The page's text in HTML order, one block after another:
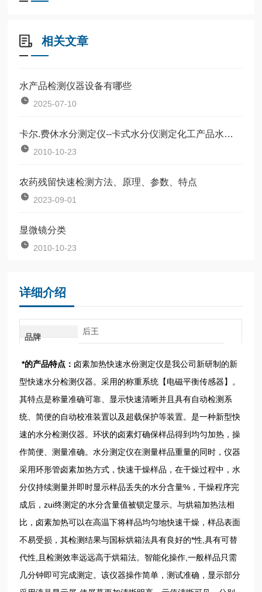
相关文章
水产品检测仪器设备有哪些
2025-07-10
卡尔.费休水分测定仪--卡式水分仪测定化工产品水分含量
2010-10-23
农药残留快速检测方法、原理、参数、特点
2023-09-01
显微镜分类
2010-10-23
详细介绍
品牌
后王
*的产品特点： 卤素加热快速水份测定仪是我公司新研制的新
型快速水分检测仪器。采用的称重系统【电磁平衡传感器】。
其特点是称量准确可靠、显示快速清晰并且具有自动检测系
统、简便的自动校准装置以及超载保护等装置。是一种新型快
速的水分检测仪器。环状的卤素灯确保样品得到均匀加热，操
作简便、测量准确。水分测定仪在测量样品重量的同时，仪器
采用环形管卤素加热方式，快速干燥样品，在干燥过程中，水
分仪持续测量并即时显示样品丢失的水分含量%，干燥程序完
成后，zui终测定的水分含量值被锁定显示。与烘箱加热法相
比，卤素加热可以在高温下将样品均匀地快速干燥，样品表面
不易受损，其检测结果与国标烘箱法具有良好的*性,具有可替
代性,且检测效率远远高于烘箱法。智能化操作,一般样品只需
几分钟即可完成测定。该仪器操作简单，测试准确，显示部分